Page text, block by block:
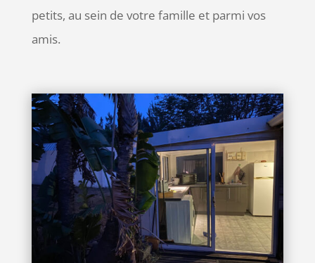
petits, au sein de votre famille et parmi vos
amis.